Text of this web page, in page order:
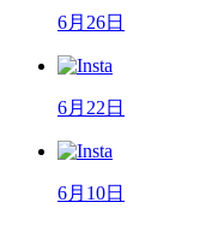
6月26日
6月22日
6月10日